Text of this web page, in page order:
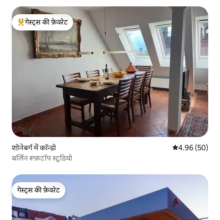
गेस्ट्स का टॉप फ़ेवरेट
गेस्ट्स की फ़ेवरेट
शोनेबर्ग में कॉन्डो औसत रेटिंग 5 में
4.96 (50)
बर्लिन रूफ़टॉप स्टूडियो
गेस्ट्स की फ़ेवरेट
गेस्ट्स की फ़ेवरेट